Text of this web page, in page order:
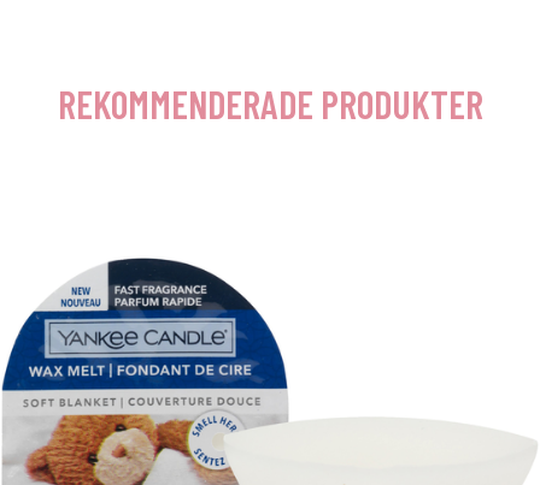
REKOMMENDERADE PRODUKTER